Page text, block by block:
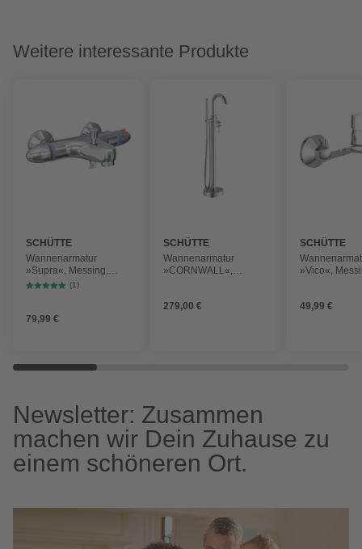
Weitere interessante Produkte
SCHÜTTE
Wannenarmatur
»Supra«, Messing,
glänzend, ½"
(1)
79,99 €
SCHÜTTE
Wannenarmatur
»CORNWALL«,
279,00 €
SCHÜTTE
»Vico«,
49,99 €
Newsletter: Zusammen
machen wir Dein Zuhause zu
einem schöneren Ort.